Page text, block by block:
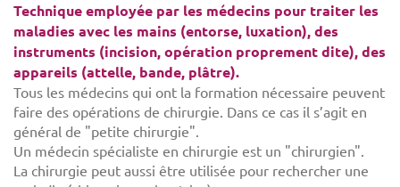
Technique employée par les médecins pour traiter les
maladies avec les mains (entorse, luxation), des
instruments (incision, opération proprement dite), des
appareils (attelle, bande, plâtre).
Tous les médecins qui ont la formation nécessaire peuvent
faire des opérations de chirurgie. Dans ce cas il s’agit en
général de "petite chirurgie".
Un médecin spécialiste en chirurgie est un "chirurgien".
La chirurgie peut aussi être utilisée pour rechercher une